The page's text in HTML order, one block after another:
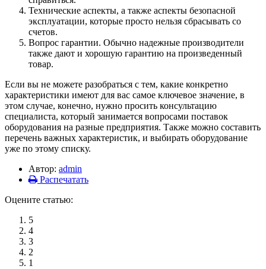
Технические аспекты, а также аспекты безопасной
эксплуатации, которые просто нельзя сбрасывать со
счетов.
Вопрос гарантии. Обычно надежные производители
также дают и хорошую гарантию на произведенный
товар.
Если вы не можете разобраться с тем, какие конкретно
характеристики имеют для вас самое ключевое значение, в
этом случае, конечно, нужно просить консультацию
специалиста, который занимается вопросами поставок
оборудования на разные предприятия. Также можно составить
перечень важных характеристик, и выбирать оборудование
уже по этому списку.
Автор: admin
Распечатать
Оцените статью:
5
4
3
2
1